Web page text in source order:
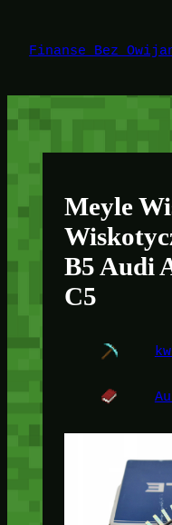
treści
Finanse Bez
Meyle
B5 Audi
C5